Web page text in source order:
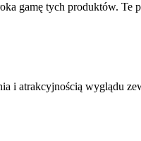
gamę tych produktów. Te
i atrakcyjnością wyglądu